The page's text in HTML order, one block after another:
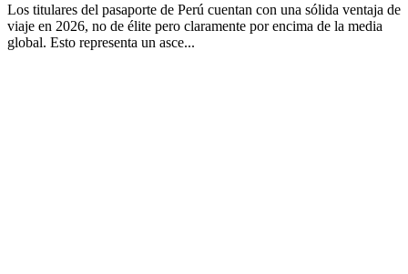
Los titulares del pasaporte de Perú cuentan con una sólida ventaja de
viaje en 2026, no de élite pero claramente por encima de la media
global. Esto representa un asce...